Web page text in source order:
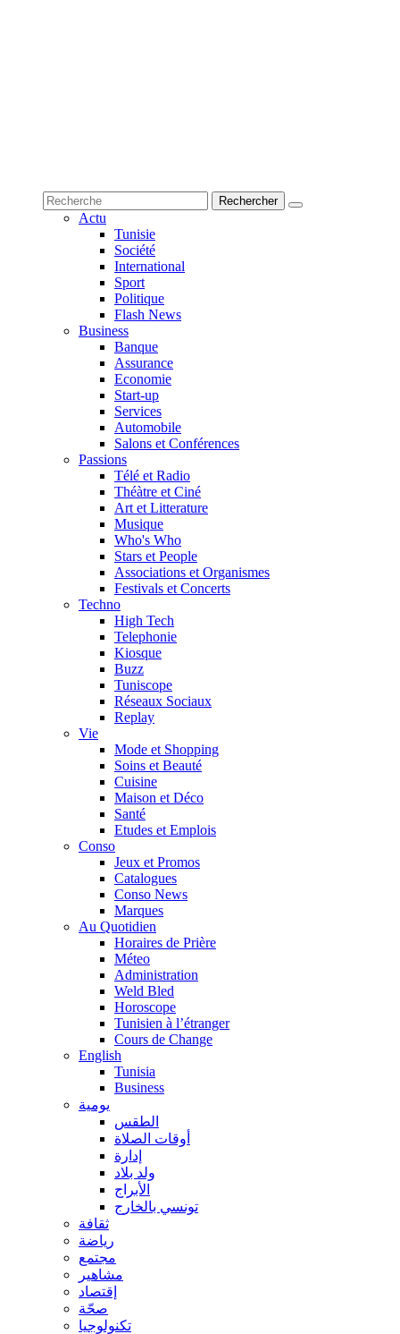
Actu
Tunisie
Société
International
Sport
Politique
Flash News
Business
Banque
Assurance
Economie
Start-up
Services
Automobile
Salons et Conférences
Passions
Télé et Radio
Théàtre et Ciné
Art et Litterature
Musique
Who's Who
Stars et People
Associations et Organismes
Festivals et Concerts
Techno
High Tech
Telephonie
Kiosque
Buzz
Tuniscope
Réseaux Sociaux
Replay
Vie
Mode et Shopping
Soins et Beauté
Cuisine
Maison et Déco
Santé
Etudes et Emplois
Conso
Jeux et Promos
Catalogues
Conso News
Marques
Au Quotidien
Horaires de Prière
Méteo
Administration
Weld Bled
Horoscope
Tunisien à l’étranger
Cours de Change
English
Tunisia
Business
يومية
الطقس
أوقات الصلاة
إدارة
ولد بلاد
الأبراج
تونسي بالخارج
ثقافة
رياضة
مجتمع
مشاهير
إقتصاد
صحّة
تكنولوجيا